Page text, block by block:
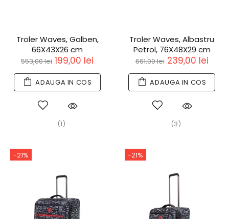
Troler Waves, Galben,
66X43X26 cm
553,00 lei 199,00 lei
ADAUGA IN COS
(1)
Troler Waves, Albastru
Petrol, 76X48X29 cm
661,00 lei 239,00 lei
ADAUGA IN COS
(3)
-21% -21%